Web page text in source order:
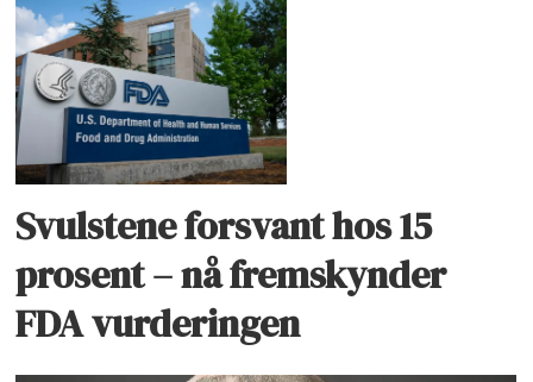
Svulstene forsvant hos 15
prosent – nå fremskynder
FDA vurderingen